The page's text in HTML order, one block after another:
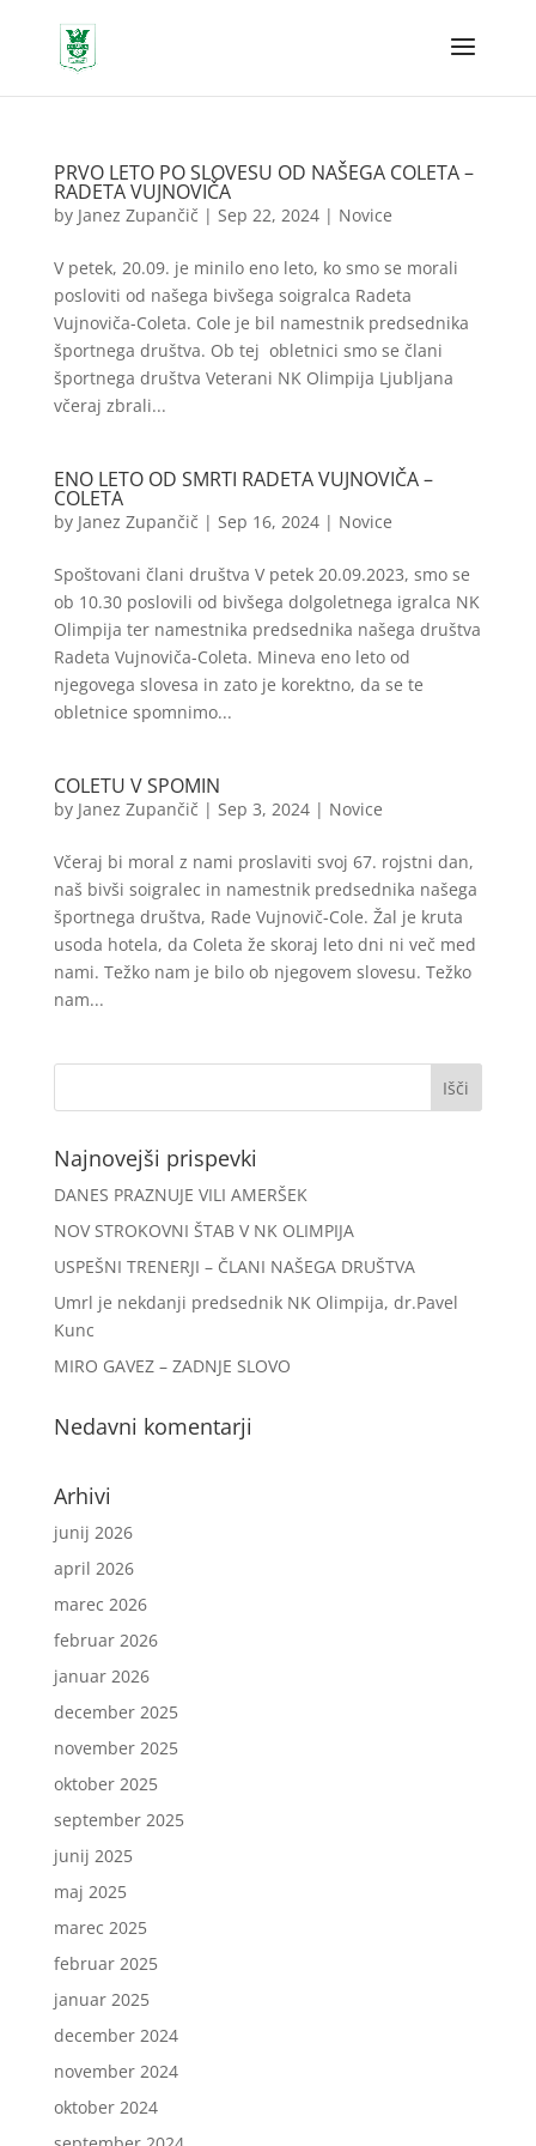
PRVO LETO PO SLOVESU OD NAŠEGA COLETA –
RADETA VUJNOVIČA
by Janez Zupančič | Sep 22, 2024| Novice
V petek, 20.09. je minilo eno leto, ko smo se morali
posloviti od našega bivšega soigralca Radeta
Vujnoviča-Coleta. Cole je bil namestnik predsednika
športnega društva. Ob tej obletnici smo se člani
športnega društva Veterani NK Olimpija Ljubljana
včeraj zbrali...
ENO LETO OD SMRTI RADETA VUJNOVIČA –
COLETA
by Janez Zupančič | Sep 16, 2024| Novice
Spoštovani člani društva V petek 20.09.2023, smo se
ob 10.30 poslovili od bivšega dolgoletnega igralca NK
Olimpija ter namestnika predsednika našega društva
Radeta Vujnoviča-Coleta. Mineva eno leto od
njegovega slovesa in zato je korektno, da se te
obletnice spomnimo...
COLETU V SPOMIN
by Janez Zupančič | Sep 3, 2024| Novice
Včeraj bi moral z nami proslaviti svoj 67. rojstni dan,
naš bivši soigralec in namestnik predsednika našega
športnega društva, Rade Vujnovič-Cole. Žal je kruta
usoda hotela, da Coleta že skoraj leto dni ni več med
nami. Težko nam je bilo ob njegovem slovesu. Težko
nam...
Najnovejši prispevki
DANES PRAZNUJE VILI AMERŠEK
NOV STROKOVNI ŠTAB V NK OLIMPIJA
USPEŠNI TRENERJI – ČLANI NAŠEGA DRUŠTVA
Umrl je nekdanji predsednik NK Olimpija, dr.Pavel
Kunc
MIRO GAVEZ – ZADNJE SLOVO
Nedavni komentarji
Arhivi
junij 2026
april 2026
marec 2026
februar 2026
januar 2026
december 2025
november 2025
oktober 2025
september 2025
junij 2025
maj 2025
marec 2025
februar 2025
januar 2025
december 2024
november 2024
oktober 2024